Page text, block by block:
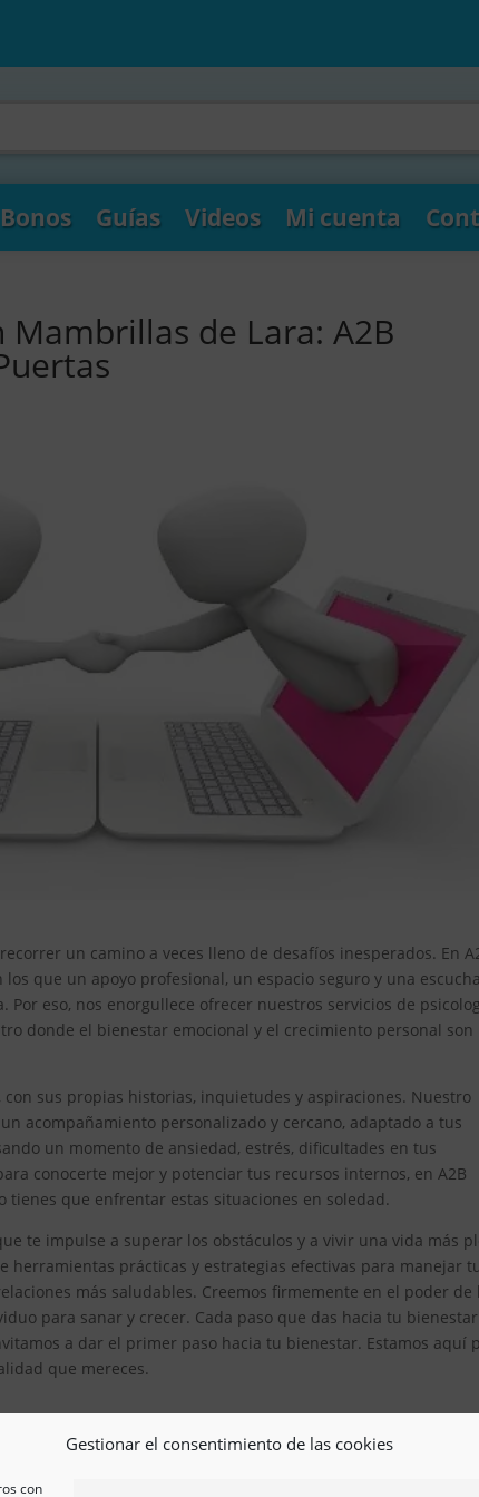
Gestionar el consentimiento de las cookies
con
Bonos Guías Videos Mi cuenta
de Lara: A2B
un camino a veces lleno de desafíos inesperados. En
que un apoyo profesional, un espacio seguro y una
eso, nos enorgullece ofrecer nuestros servicios de
donde el bienestar emocional y el crecimiento personal son
sus propias historias, inquietudes y aspiraciones. Nuestro
acompañamiento personalizado y cercano, adaptado a tus
un momento de ansiedad, estrés, dificultades en tus
conocerte mejor y potenciar tus recursos internos, en A2B
tienes que enfrentar estas situaciones en soledad.
te impulse a superar los obstáculos y a vivir una vida más
herramientas prácticas y estrategias efectivas para manejar
más saludables. Creemos firmemente en el poder de
para sanar y crecer. Cada paso que das hacia tu
a dar el primer paso hacia tu bienestar. Estamos aquí
que mereces.